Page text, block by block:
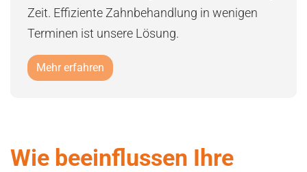
Zeit. Effiziente Zahnbehandlung in wenigen
Terminen ist unsere Lösung.
Mehr erfahren
Wie beeinflussen Ihre